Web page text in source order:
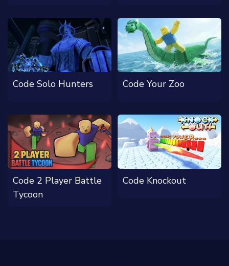
Code Solo Hunters Code Your Zoo
Code 2 Player Battle
Tycoon
Code Knockout